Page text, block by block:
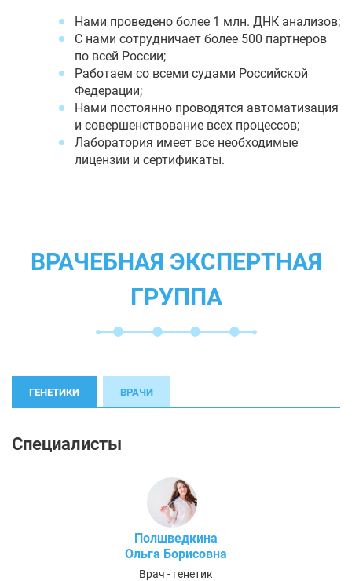
Нами проведено более 1 млн. ДНК анализов;
С нами сотрудничает более 500 партнеров
по всей России;
Работаем со всеми судами Российской
Федерации;
Нами постоянно проводятся автоматизация
и совершенствование всех процессов;
Лаборатория имеет все необходимые
лицензии и сертификаты.
ВРАЧЕБНАЯ ЭКСПЕРТНАЯ
ГРУППА
ГЕНЕТИКИ ВРАЧИ
Специалисты
Полшведкина
Ольга Борисовна
Врач - генетик